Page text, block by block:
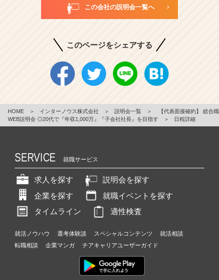
この会社の説明会一覧へ
このページをシェアする
HOME ＞ インターノウス株式会社 ＞ 説明会一覧 ＞
【代表面接確約】 総合職
WEB説明会 ◎20代で『年収1,000万』『子会社社長』を目指す
＞ 日程詳細
SERVICE 就職サービス
求人を探す
説明会を探す
企業を探す
就職イベントを探す
タイムライン
適性検査
就活ノウハウ 選考体験談 スペシャルコンテンツ
就活相談
転職相談
企業マンガ チアキャリアユーザーガイド